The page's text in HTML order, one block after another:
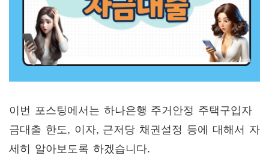
이번 포스팅에서는 하나은행 주거안정 주택구입자
금대출 한도, 이자, 근저당 채권설정 등에 대해서 자
세히 알아보도록 하겠습니다.